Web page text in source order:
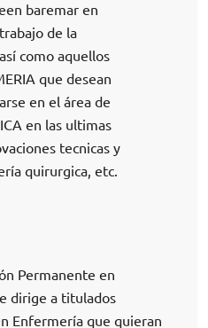
baremar en
de la
como aquellos
que desean
en el área de
en las ultimas
tecnicas y
quirurgica, etc.
Permanente en
dirige a titulados
Enfermería que quieran